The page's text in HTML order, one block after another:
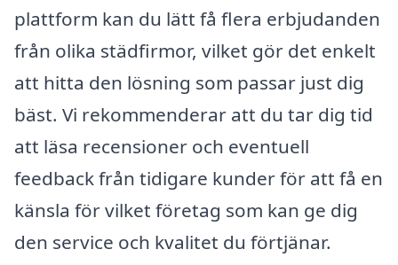
plattform kan du lätt få flera erbjudanden
från olika städfirmor, vilket gör det enkelt
att hitta den lösning som passar just dig
bäst. Vi rekommenderar att du tar dig tid
att läsa recensioner och eventuell
feedback från tidigare kunder för att få en
känsla för vilket företag som kan ge dig
den service och kvalitet du förtjänar.